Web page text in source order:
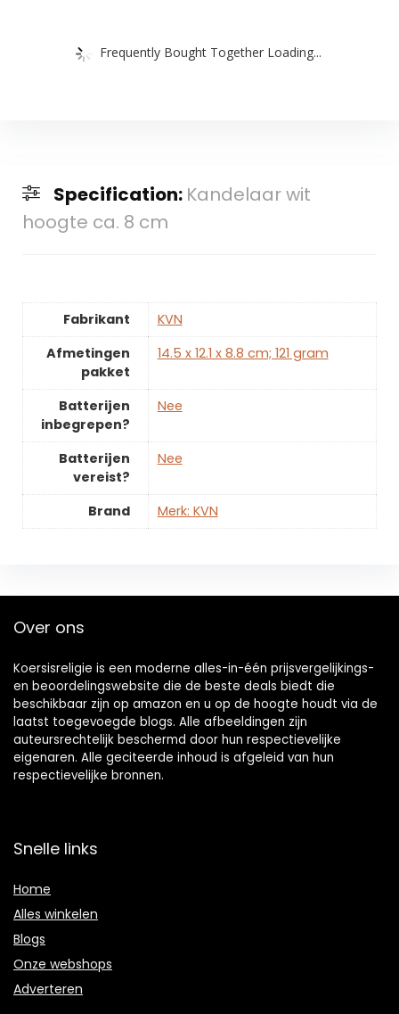
Frequently Bought Together Loading...
Specification: Kandelaar wit
hoogte ca. 8 cm
Fabrikant
‎KVN
Afmetingen
pakket
‎14.5 x 12.1 x 8.8 cm; 121 gram
Batterijen
inbegrepen?
‎Nee
Batterijen
vereist?
‎Nee
Brand Merk: KVN
Over ons
Koersisreligie is een moderne alles-in-één prijsvergelijkings-
en beoordelingswebsite die de beste deals biedt die
beschikbaar zijn op amazon en u op de hoogte houdt via de
laatst toegevoegde blogs. Alle afbeeldingen zijn
auteursrechtelijk beschermd door hun respectievelijke
eigenaren. Alle geciteerde inhoud is afgeleid van hun
respectievelijke bronnen.
Snelle links
Home
Alles winkelen
Blogs
Onze webshops
Adverteren